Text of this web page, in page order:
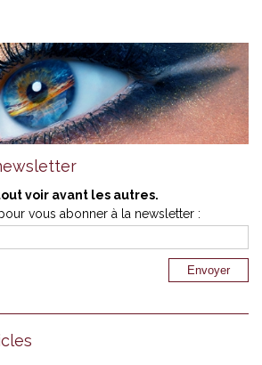
voir avant les autres.
vous abonner à la newsletter :